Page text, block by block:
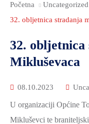
Početna
Uncategorized
32. obljetnica stradanja
32.
Mikluševaca
08.10.2023
U organizaciji Općine
Mikluševci te